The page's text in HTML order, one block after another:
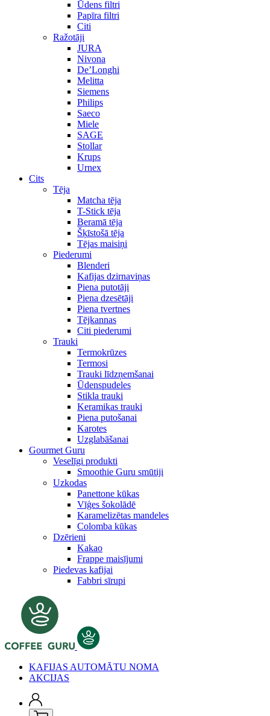
Ūdens filtri
Papīra filtri
Citi
Ražotāji
JURA
Nivona
De’Longhi
Melitta
Siemens
Philips
Saeco
Miele
SAGE
Stollar
Krups
Urnex
Cits
Tēja
Matcha tēja
T-Stick tēja
Beramā tēja
Šķīstošā tēja
Tējas maisiņi
Piederumi
Blenderi
Kafijas dzirnaviņas
Piena putotāji
Piena dzesētāji
Piena tvertnes
Tējkannas
Citi piederumi
Trauki
Termokrūzes
Termosi
Trauki līdzņemšanai
Ūdenspudeles
Stikla trauki
Keramikas trauki
Piena putošanai
Karotes
Uzglabāšanai
Gourmet Guru
Veselīgi produkti
Smoothie Guru smūtiji
Uzkodas
Panettone kūkas
Vīģes šokolādē
Karamelizētas mandeles
Colomba kūkas
Dzērieni
Kakao
Frappe maisījumi
Piedevas kafijai
Fabbri sīrupi
KAFIJAS AUTOMĀTU NOMA
AKCIJAS